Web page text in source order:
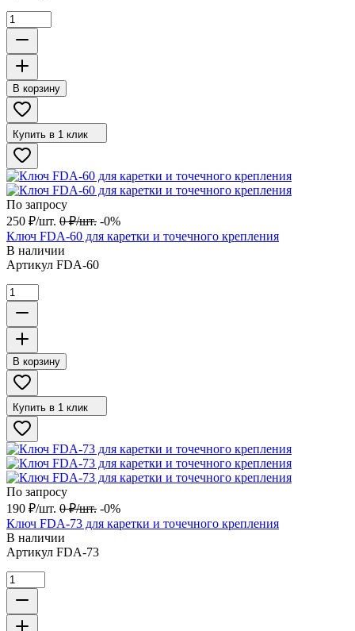
В корзину
Купить в 1 клик
По запросу
250 ₽/шт. 0 ₽/шт. -0%
Ключ FDA-60 для каретки и точечного крепления
В наличии
Артикул FDA-60
В корзину
Купить в 1 клик
По запросу
190 ₽/шт. 0 ₽/шт. -0%
Ключ FDA-73 для каретки и точечного крепления
В наличии
Артикул FDA-73